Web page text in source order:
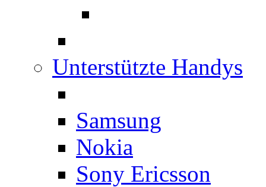
Unterstützte Handys
Samsung
Nokia
Sony Ericsson